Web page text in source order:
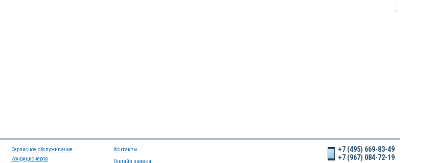
Сервисное обслуживание
кондиционеров
Контакты
Онлайн заявка
+7 (495) 669-83-49
+7 (967) 084-72-19